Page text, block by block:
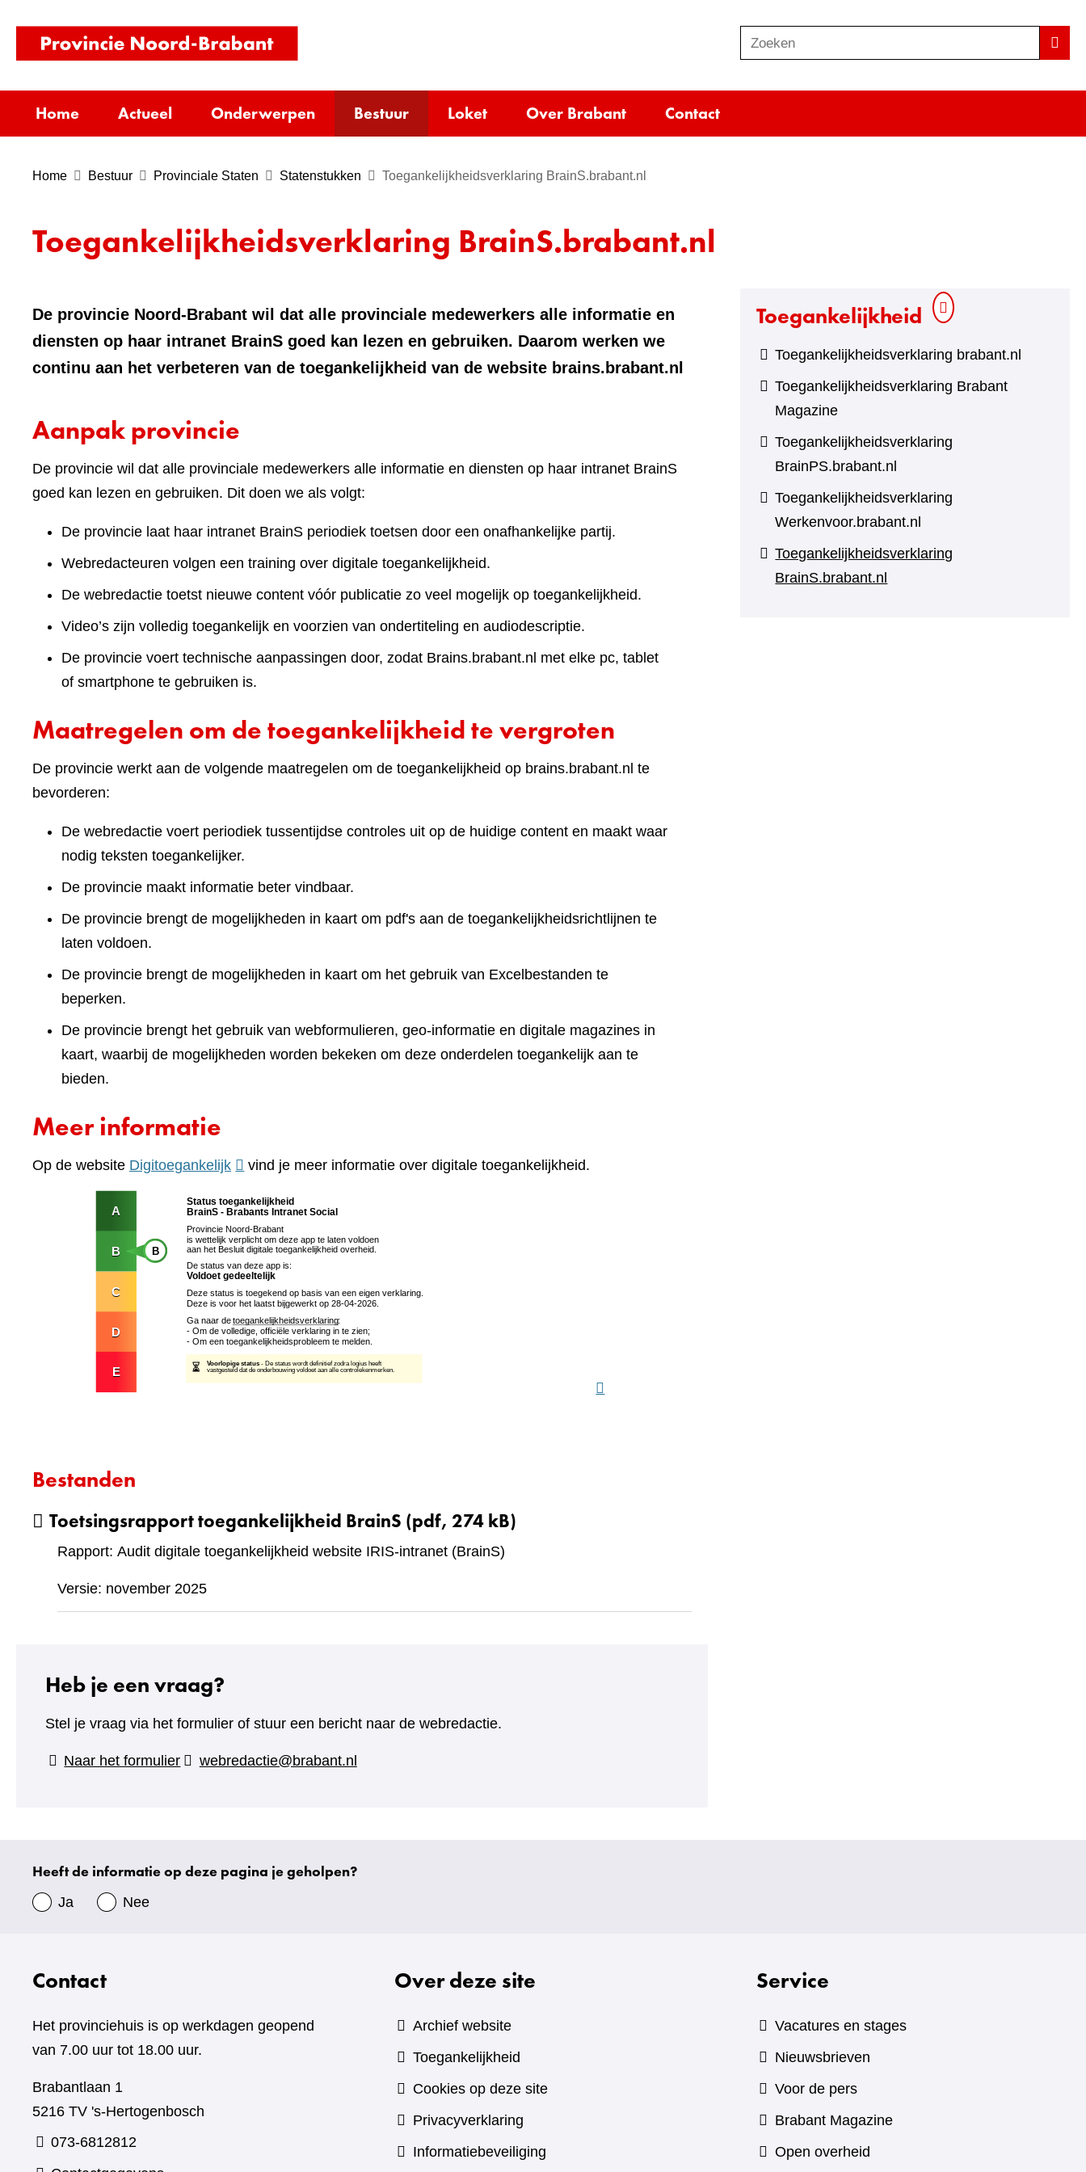
inhoud
homepage)
o
e
e
Zoeken
Home Actueel Onderwerpen Bestuur Loket Over Brabant Contact
Home Bestuur Provinciale Staten Statenstukken Toegankelijkheidsverklaring BrainS.brabant.nl
Toegankelijkheidsverklaring BrainS.brabant.nl
De provincie Noord-Brabant wil dat alle provinciale medewerkers alle informatie en
diensten op haar intranet BrainS goed kan lezen en gebruiken. Daarom werken we
continu aan het verbeteren van de toegankelijkheid van de website brains.brabant.nl
Aanpak provincie
De provincie wil dat alle provinciale medewerkers alle informatie en diensten op haar intranet BrainS
goed kan lezen en gebruiken. Dit doen we als volgt:
De provincie laat haar intranet BrainS periodiek toetsen door een onafhankelijke partij.
Webredacteuren volgen een training over digitale toegankelijkheid.
De webredactie toetst nieuwe content vóór publicatie zo veel mogelijk op toegankelijkheid.
Video’s zijn volledig toegankelijk en voorzien van ondertiteling en audiodescriptie.
De provincie voert technische aanpassingen door, zodat Brains.brabant.nl met elke pc, tablet
of smartphone te gebruiken is.
Maatregelen om de toegankelijkheid te vergroten
De provincie werkt aan de volgende maatregelen om de toegankelijkheid op brains.brabant.nl te
bevorderen:
De webredactie voert periodiek tussentijdse controles uit op de huidige content en maakt waar
nodig teksten toegankelijker.
De provincie maakt informatie beter vindbaar.
De provincie brengt de mogelijkheden in kaart om pdf's aan de toegankelijkheidsrichtlijnen te
laten voldoen.
De provincie brengt de mogelijkheden in kaart om het gebruik van Excelbestanden te
beperken.
De provincie brengt het gebruik van webformulieren, geo-informatie en digitale magazines in
kaart, waarbij de mogelijkheden worden bekeken om deze onderdelen toegankelijk aan te
bieden.
Meer informatie
Op de website Digitoegankelijk(verwijst
een
andere
website)
vind je meer informatie over digitale toegankelijkheid.
Bestanden
Toetsingsrapport toegankelijkheid BrainS (pdf, 274 kB)
Rapport: Audit digitale toegankelijkheid website IRIS-intranet (BrainS)
Versie: november 2025
Heb je een vraag?
Stel je vraag via het formulier of stuur een bericht naar de webredactie.
Naar het formulier(verwijst
webredactie@brabant.nl
Toegankelijkheid
Toegankelijkheidsverklaring brabant.nl
Toegankelijkheidsverklaring Brabant
Magazine
Toegankelijkheidsverklaring
BrainPS.brabant.nl
Toegankelijkheidsverklaring
Werkenvoor.brabant.nl
Toegankelijkheidsverklaring
BrainS.brabant.nl
Uw
gegevens
Heeft de informatie op deze pagina je geholpen?
Ja Nee
Contact
Het provinciehuis is op werkdagen geopend
van 7.00 uur tot 18.00 uur.
Brabantlaan 1
5216 TV 's-Hertogenbosch
073-6812812
Over deze site
Archief website
Toegankelijkheid
Cookies op deze site
Privacyverklaring
Informatiebeveiliging
Service
Vacatures en stages
Nieuwsbrieven
Voor de pers
Brabant Magazine(verwijst
Open overheid